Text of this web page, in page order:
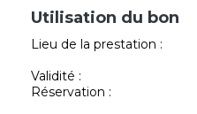
Utilisation du bon
Lieu de la prestation :
Validité :
Réservation :